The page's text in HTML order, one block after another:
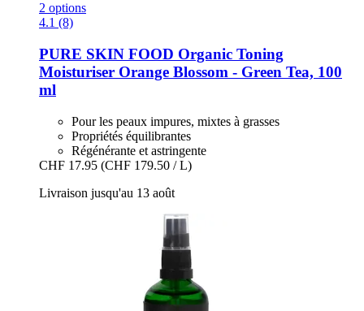
2 options
4.1 (8)
PURE SKIN FOOD Organic Toning
Moisturiser Orange Blossom -​ Green Tea, 100
ml
Pour les peaux impures, mixtes à grasses
Propriétés équilibrantes
Régénérante et astringente
CHF 17.95 (CHF 179.50 / L)
Livraison jusqu'au 13 août